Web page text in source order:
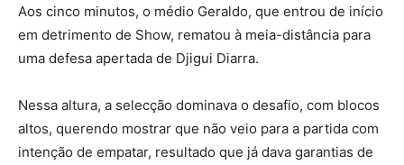
Aos cinco minutos, o médio Geraldo, que entrou de início
em detrimento de Show, rematou à meia-distância para
uma defesa apertada de Djigui Diarra.
Nessa altura, a selecção dominava o desafio, com blocos
altos, querendo mostrar que não veio para a partida com
intenção de empatar, resultado que já dava garantias de